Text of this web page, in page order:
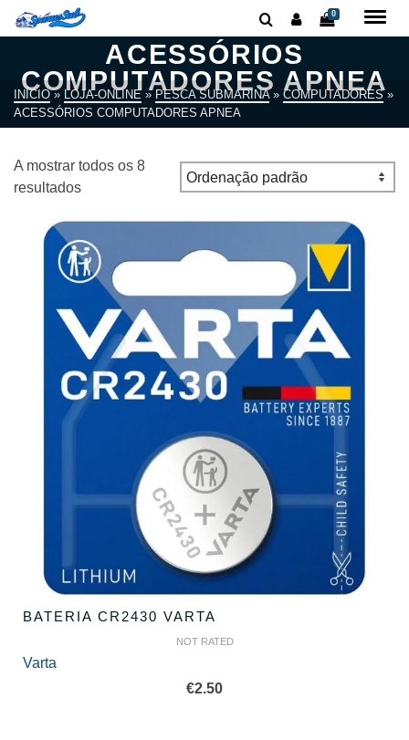
0
ACESSÓRIOS
COMPUTADORES APNEA
INÍCIO » LOJA-ONLINE » PESCA SUBMARINA » COMPUTADORES »
ACESSÓRIOS COMPUTADORES APNEA
A mostrar todos os 8
resultados
BATERIA CR2430 VARTA
NOT RATED
Varta
€2.50